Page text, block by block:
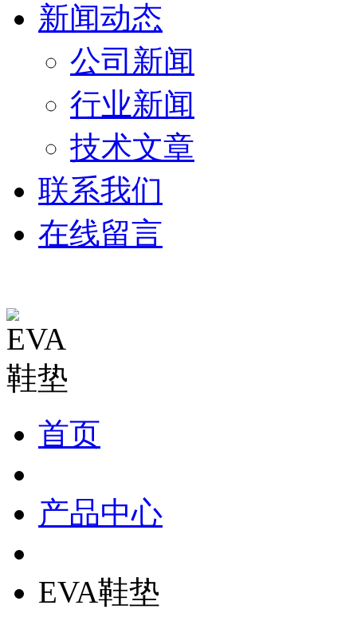
新闻动态
公司新闻
行业新闻
技术文章
联系我们
在线留言
首页
产品中心
EVA鞋垫